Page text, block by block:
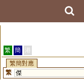
繁 簡 港
繁簡對應
繁 傑